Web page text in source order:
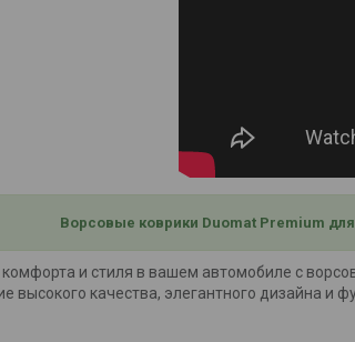
Ворсовые коврики Duomat Premium
и стиля в вашем автомобиле с
высокого качества, элегантного дизайна и